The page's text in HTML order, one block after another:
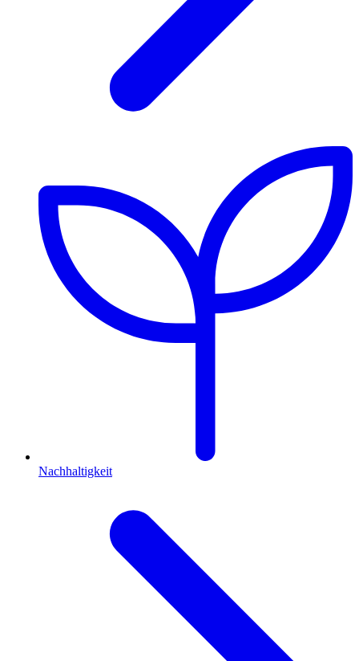
Nachhaltigkeit